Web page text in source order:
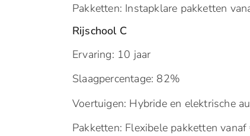
Pakketten: Instapklare pakketten
Rijschool C
Ervaring: 10 jaar
Slaagpercentage: 82%
Voertuigen: Hybride en elektrische
Pakketten: Flexibele pakketten